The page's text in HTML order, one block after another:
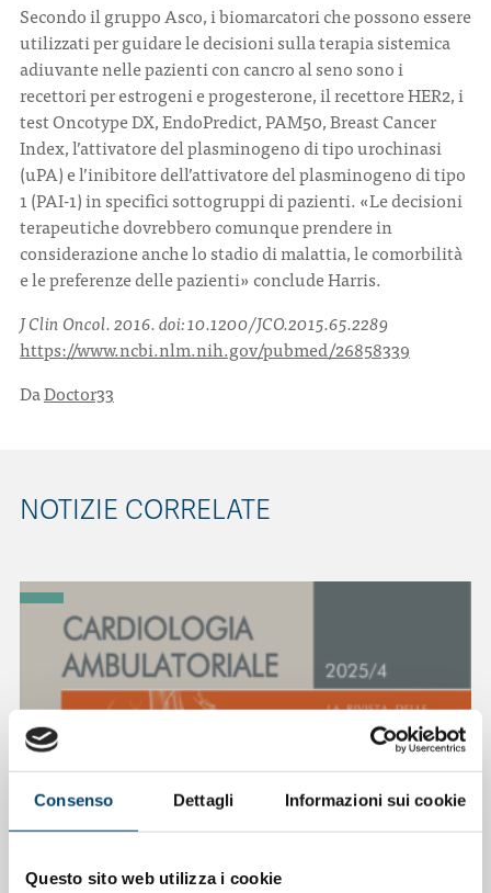
Consenso Dettagli Informazioni sui cookie
Questo sito web utilizza i cookie
Secondo il gruppo Asco, i biomarcatori che possono essere
utilizzati per guidare le decisioni sulla terapia sistemica
adiuvante nelle pazienti con cancro al seno sono i
recettori per estrogeni e progesterone, il recettore HER2, i
test Oncotype DX, EndoPredict, PAM50, Breast Cancer
Index, l’attivatore del plasminogeno di tipo urochinasi
(uPA) e l’inibitore dell’attivatore del plasminogeno di tipo
1 (PAI-1) in specifici sottogruppi di pazienti. «Le decisioni
terapeutiche dovrebbero comunque prendere in
considerazione anche lo stadio di malattia, le comorbilità
e le preferenze delle pazienti» conclude Harris.
J Clin Oncol. 2016. doi: 10.1200/JCO.2015.65.2289
https://www.ncbi.nlm.nih.gov/pubmed/26858339
DaDoctor33
NOTIZIE CORRELATE